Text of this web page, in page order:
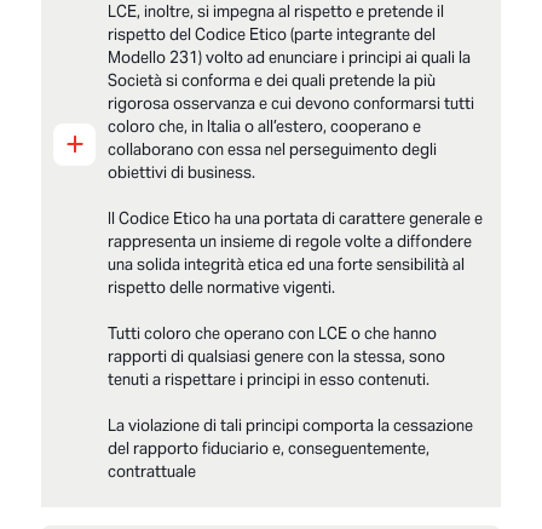
+
LCE, inoltre, si impegna al rispetto e pretende il
rispetto del Codice Etico (parte integrante del
Modello 231) volto ad enunciare i principi ai quali la
Società si conforma e dei quali pretende la più
rigorosa osservanza e cui devono conformarsi tutti
coloro che, in Italia o all’estero, cooperano e
collaborano con essa nel perseguimento degli
obiettivi di business.
Il Codice Etico ha una portata di carattere generale e
rappresenta un insieme di regole volte a diffondere
una solida integrità etica ed una forte sensibilità al
rispetto delle normative vigenti.
Tutti coloro che operano con LCE o che hanno
rapporti di qualsiasi genere con la stessa, sono
tenuti a rispettare i principi in esso contenuti.
La violazione di tali principi comporta la cessazione
del rapporto fiduciario e, conseguentemente,
contrattuale